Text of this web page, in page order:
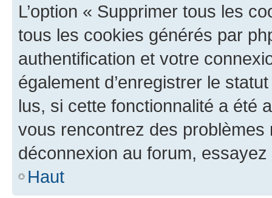
L’option « Supprimer tous les
tous les cookies générés par
authentification et votre
également d’enregistrer le
lus, si cette fonctionnalité a été
vous rencontrez des
déconnexion au forum,
Haut